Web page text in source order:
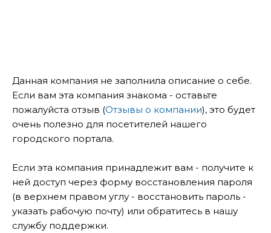
Данная компания не заполнила описание о себе.
Если вам эта компания знакома - оставьте
пожалуйста отзыв (Отзывы о компании), это будет
очень полезно для посетителей нашего
городского портала.
Если эта компания принадлежит вам - получите к
ней доступ через форму восстановления пароля
(в верхнем правом углу - восстановить пароль -
указать рабочую почту) или обратитесь в нашу
службу поддержки.